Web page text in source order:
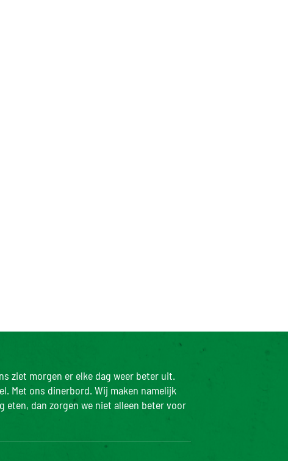
ziet morgen er elke dag weer beter uit.
Met ons dinerbord. Wij maken namelijk
eten, dan zorgen we niet alleen beter voor